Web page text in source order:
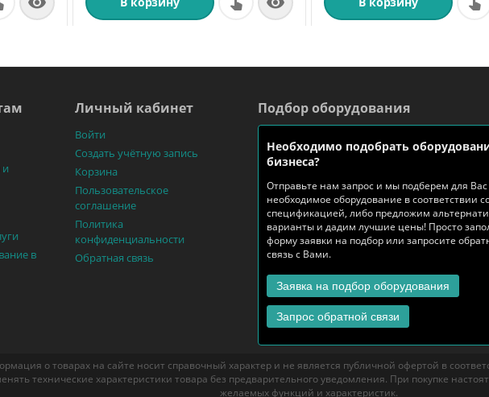
и
в
Личный кабинет
Войти
Создать учётную запись
Корзина
Пользовательское
соглашение
Политика
конфиденциальности
Обратная связь
Подбор оборудования
Необходимо подобрать
бизнеса?
Отправьте нам запрос и мы подберем для Вас
необходимое оборудование в соответствии
спецификацией, либо предложим
варианты и дадим лучшие цены! Просто
форму заявки на подбор или запросите
связь с Вами.
Заявка на подбор оборудования
Запрос обратной связи
о товарах на сайте носит справочный характер и не является публичной офертой в
технические характеристики товара без предварительного уведомления. При покупке
желаемых функций и характеристик.